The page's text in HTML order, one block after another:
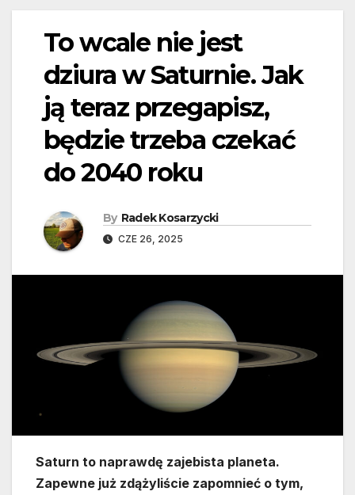
To wcale nie jest
dziura w Saturnie. Jak
ją teraz przegapisz,
będzie trzeba czekać
do 2040 roku
By Radek Kosarzycki
CZE 26, 2025
Saturn to naprawdę zajebista planeta.
Zapewne już zdążyliście zapomnieć o tym,